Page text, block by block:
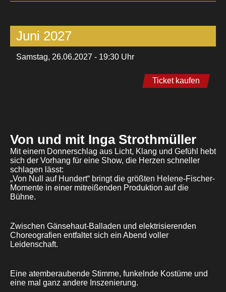
Juni 2027
Samstag, 26.06.2027 - 19:30 Uhr
Ticket kaufen
Von und mit Inga Strothmüller
Mit einem Donnerschlag aus Licht, Klang und Gefühl hebt
sich der Vorhang für eine Show, die Herzen schneller
schlagen lässt:
„Von Null auf Hundert“ bringt die größten Helene-Fischer-
Momente in einer mitreißenden Produktion auf die
Bühne.
Zwischen Gänsehaut-Balladen und elektrisierenden
Choreografien entfaltet sich ein Abend voller
Leidenschaft.
Eine atemberaubende Stimme, funkelnde Kostüme und
eine mal ganz andere Inszenierung.